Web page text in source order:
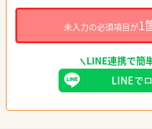
未入力の必須項目が1
LINE連携で簡